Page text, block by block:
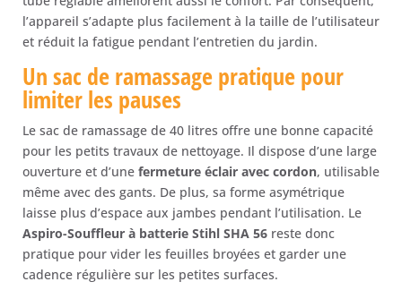
l’appareil s’adapte plus facilement à la taille de l’utilisateur
et réduit la fatigue pendant l’entretien du jardin.
Un sac de ramassage pratique pour
limiter les pauses
Le sac de ramassage de 40 litres offre une bonne capacité
pour les petits travaux de nettoyage. Il dispose d’une large
ouverture et d’une fermeture éclair avec cordon, utilisable
même avec des gants. De plus, sa forme asymétrique
laisse plus d’espace aux jambes pendant l’utilisation. Le
Aspiro-Souffleur à batterie Stihl SHA 56 reste donc
pratique pour vider les feuilles broyées et garder une
cadence régulière sur les petites surfaces.